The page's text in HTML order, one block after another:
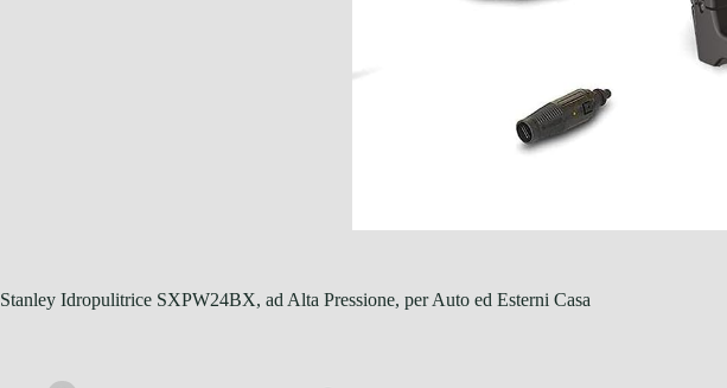
Stanley Idropulitrice SXPW24BX, ad Alta Pressione, per Auto ed Esterni Casa